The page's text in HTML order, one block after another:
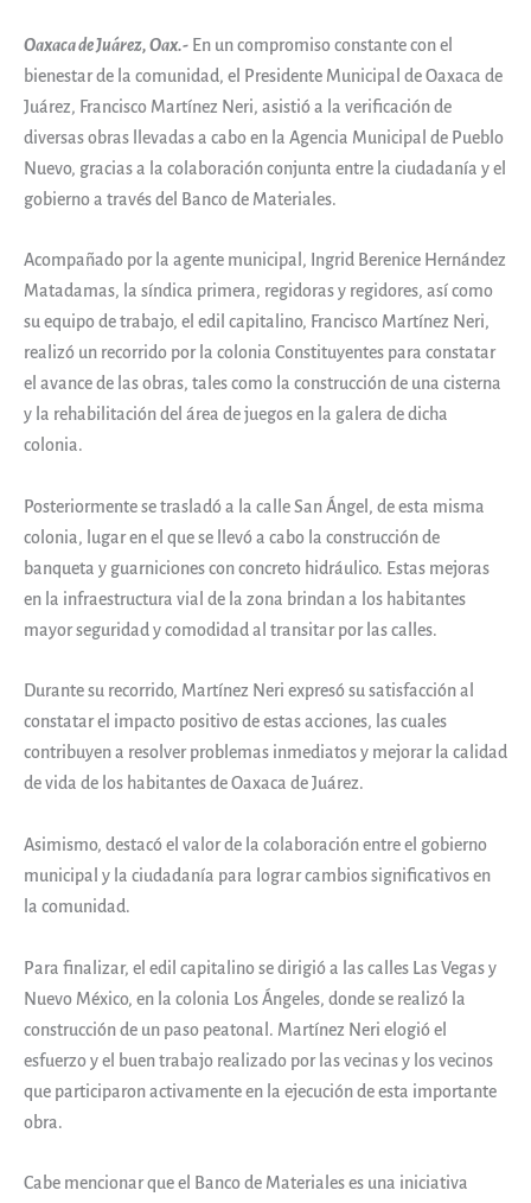
k
pp r
Oaxaca de Juárez, Oax.- En un compromiso constante con el
bienestar de la comunidad, el Presidente Municipal de Oaxaca de
Juárez, Francisco Martínez Neri, asistió a la verificación de
diversas obras llevadas a cabo en la Agencia Municipal de Pueblo
Nuevo, gracias a la colaboración conjunta entre la ciudadanía y el
gobierno a través del Banco de Materiales.
Acompañado por la agente municipal, Ingrid Berenice Hernández
Matadamas, la síndica primera, regidoras y regidores, así como
su equipo de trabajo, el edil capitalino, Francisco Martínez Neri,
realizó un recorrido por la colonia Constituyentes para constatar
el avance de las obras, tales como la construcción de una cisterna
y la rehabilitación del área de juegos en la galera de dicha
colonia.
Posteriormente se trasladó a la calle San Ángel, de esta misma
colonia, lugar en el que se llevó a cabo la construcción de
banqueta y guarniciones con concreto hidráulico. Estas mejoras
en la infraestructura vial de la zona brindan a los habitantes
mayor seguridad y comodidad al transitar por las calles.
Durante su recorrido, Martínez Neri expresó su satisfacción al
constatar el impacto positivo de estas acciones, las cuales
contribuyen a resolver problemas inmediatos y mejorar la calidad
de vida de los habitantes de Oaxaca de Juárez.
Asimismo, destacó el valor de la colaboración entre el gobierno
municipal y la ciudadanía para lograr cambios significativos en
la comunidad.
Para finalizar, el edil capitalino se dirigió a las calles Las Vegas y
Nuevo México, en la colonia Los Ángeles, donde se realizó la
construcción de un paso peatonal. Martínez Neri elogió el
esfuerzo y el buen trabajo realizado por las vecinas y los vecinos
que participaron activamente en la ejecución de esta importante
obra.
Cabe mencionar que el Banco de Materiales es una iniciativa